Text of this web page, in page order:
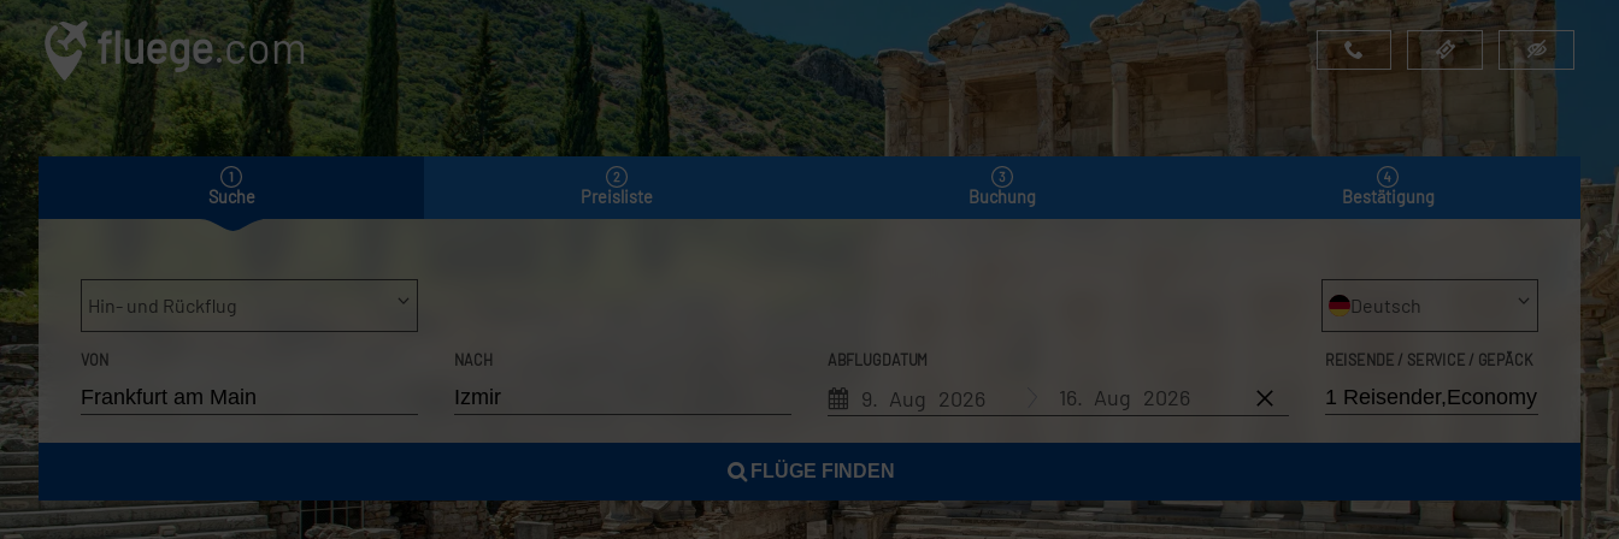
fluege.com
Suche Preisliste Buchung Bestätigung
Hin- und Rückflug Deutsch
VON NACH ABFLUGDATUM
9. Aug 2026 16. Aug 2026
REISENDE / SERVICE / GEPÄCK
FLÜGE FINDEN